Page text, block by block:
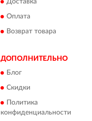
Доставка
Оплата
Возврат товара
ДОПОЛНИТЕЛЬНО
Блог
Скидки
Политика
конфиденциальности